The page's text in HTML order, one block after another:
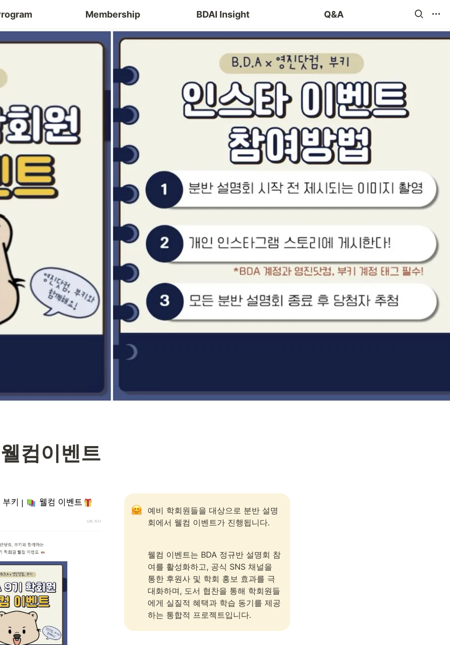
Membership BDAI Insight Q&A
blog 챌린지
컴이벤트
예비 학회원들을 대상으로 분반 설명
회에서 웰컴 이벤트가 진행됩니다.
웰컴 이벤트는 BDA 정규반 설명회 참
여를 활성화하고, 공식 SNS 채널을
통한 후원사 및 학회 홍보 효과를 극
대화하며, 도서 협찬을 통해 학회원들
에게 실질적 혜택과 학습 동기를 제공
하는 통합적 프로젝트입니다.